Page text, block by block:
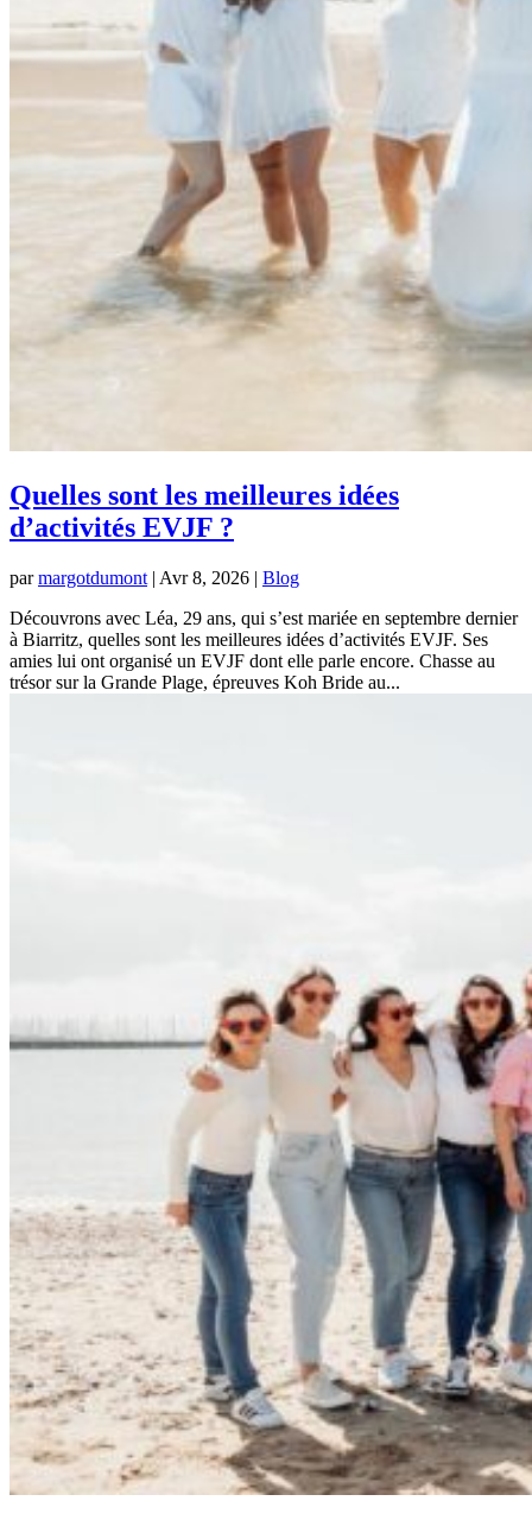
Quelles sont les meilleures idées
d’activités EVJF ?
parmargotdumont | Avr 8, 2026 | Blog
Découvrons avec Léa, 29 ans, qui s’est mariée en septembre dernier
à Biarritz, quelles sont les meilleures idées d’activités EVJF. Ses
amies lui ont organisé un EVJF dont elle parle encore. Chasse au
trésor sur la Grande Plage, épreuves Koh Bride au...